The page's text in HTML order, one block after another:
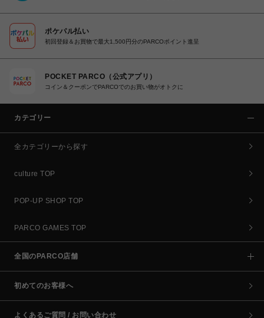
ポケパル払い
初回登録＆お買物で最大1,500円分のPARCOポイント進呈
POCKET PARCO（公式アプリ）
コイン＆クーポンでPARCOでのお買い物がオトクに
カテゴリー
全カテゴリーから探す
culture TOP
POP-UP SHOP TOP
PARCO GAMES TOP
全国のPARCO店舗
初めてのお客様へ
よくあるご質問 / お問い合わせ